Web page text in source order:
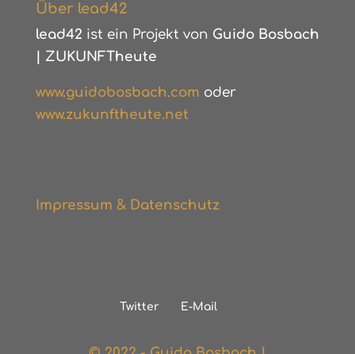
Über lead42
lead42 ist ein Projekt von Guido Bosbach
ZUKUNFTheute
www.guidobosbach.com oder
www.zukunftheute.net
Impressum & Datenschutz
Twitter E-Mail